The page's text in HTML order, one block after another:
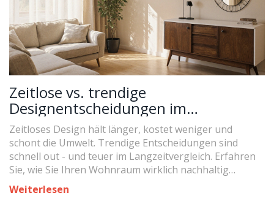
Zeitlose vs. trendige
Designentscheidungen im
Wohnraum: Was wirklich langfristig
überzeugt
Zeitloses Design hält länger, kostet weniger und
schont die Umwelt. Trendige Entscheidungen sind
schnell out - und teuer im Langzeitvergleich. Erfahren
Sie, wie Sie Ihren Wohnraum wirklich nachhaltig
gestalten.
Weiterlesen